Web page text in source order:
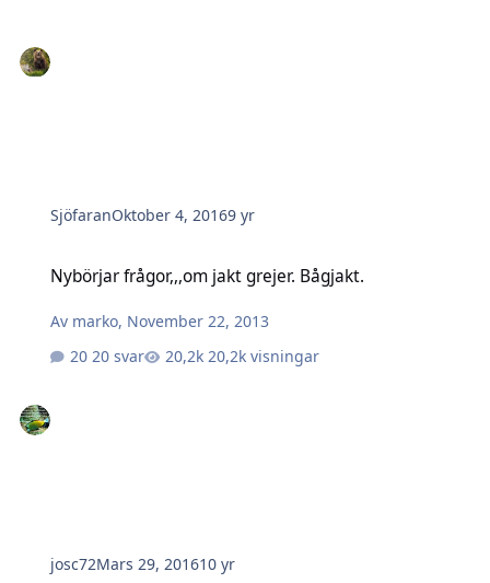
SjöfaranOktober 4, 20169 yr
Nybörjar frågor,,,om jakt grejer. Bågjakt.
Av marko, November 22, 2013
20 svar
20,2k visningar
josc72Mars 29, 201610 yr